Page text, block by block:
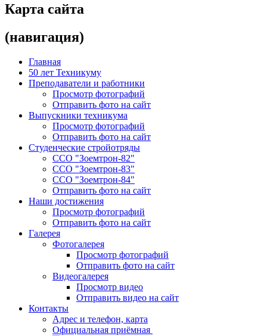
Карта сайта
(навигация)
Главная
50 лет Техникуму
Преподаватели и работники
Просмотр фотографий
Отправить фото на сайт
Выпускники техникума
Просмотр фотографий
Отправить фото на сайт
Студенческие стройотряды
ССО "Зоемтрон-82"
ССО "Зоемтрон-83"
ССО "Зоемтрон-84"
Отправить фото на сайт
Наши достижения
Просмотр фотографий
Отправить фото на сайт
Галерея
Фотогалерея
Просмотр фотографий
Отправить фото на сайт
Видеогалерея
Просмотр видео
Отправить видео на сайт
Контакты
Адрес и телефон, карта
Официальная приёмная